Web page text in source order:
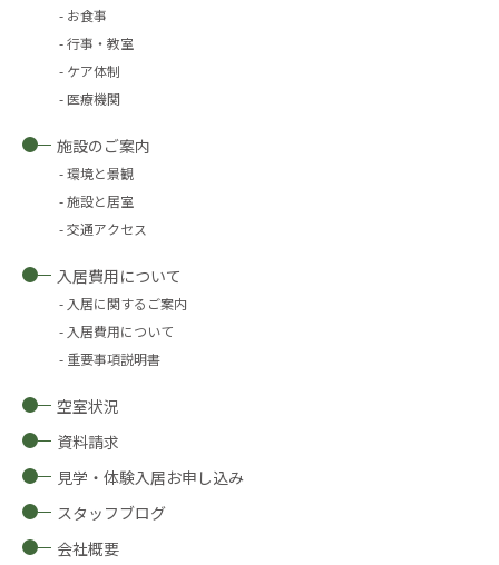
お食事
行事・教室
ケア体制
医療機関
施設のご案内
環境と景観
施設と居室
交通アクセス
入居費用について
入居に関するご案内
入居費用について
重要事項説明書
空室状況
資料請求
見学・体験入居お申し込み
スタッフブログ
会社概要